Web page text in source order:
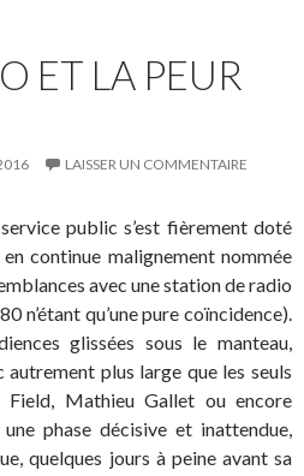
ET LA PEUR
LAISSER UN COMMENTAIRE
public s’est fièrement doté
en continue malignement nommée
avec une station de radio
n’étant qu’une pure coïncidence).
glissées sous le manteau,
plus large que les seuls
Field, Mathieu Gallet ou encore
phase décisive et inattendue,
quelques jours à peine avant sa